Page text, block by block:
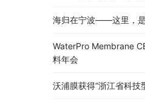
海归在宁波——这里，
WaterPro Membrane
料年会
沃浦膜获得“浙江省科技